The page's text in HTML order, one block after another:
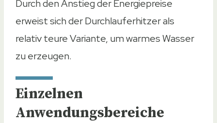
Durch den Anstieg der Energiepreise
erweist sich der Durchlauferhitzer als
relativ teure Variante, um warmes Wasser
zu erzeugen.
Einzelnen
Anwendungsbereiche